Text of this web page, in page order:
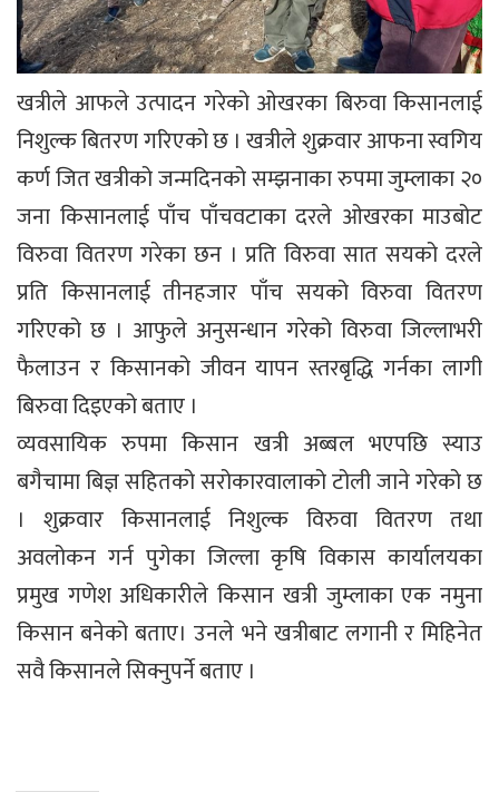
खत्रीले आफले उत्पादन गरेको ओखरका बिरुवा किसानलाई
निशुल्क बितरण गरिएको छ । खत्रीले शुक्रवार आफना स्वगिय
कर्ण जित खत्रीको जन्मदिनको सम्झनाका रुपमा जुम्लाका २०
जना किसानलाई पाँच पाँचवटाका दरले ओखरका माउबोट
विरुवा वितरण गरेका छन । प्रति विरुवा सात सयको दरले
प्रति किसानलाई तीनहजार पाँच सयको विरुवा वितरण
गरिएको छ । आफुले अनुसन्धान गरेको विरुवा जिल्लाभरी
फैलाउन र किसानको जीवन यापन स्तरबृद्धि गर्नका लागी
बिरुवा दिइएको बताए ।
व्यवसायिक रुपमा किसान खत्री अब्बल भएपछि स्याउ
बगैचामा बिज्ञ सहितको सरोकारवालाको टोली जाने गरेको छ
। शुक्रवार किसानलाई निशुल्क विरुवा वितरण तथा
अवलोकन गर्न पुगेका जिल्ला कृषि विकास कार्यालयका
प्रमुख गणेश अधिकारीले किसान खत्री जुम्लाका एक नमुना
किसान बनेको बताए। उनले भने खत्रीबाट लगानी र मिहिनेत
सवै किसानले सिक्नुपर्ने बताए ।